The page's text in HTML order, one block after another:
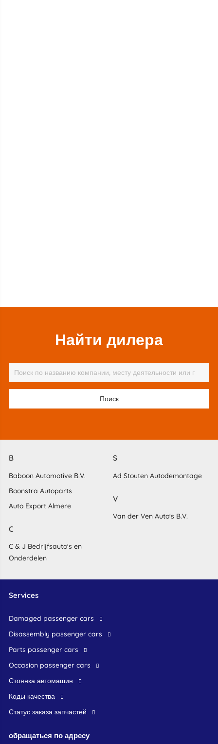
Найти дилера
B
Baboon Automotive B.V.
Boonstra Autoparts
Auto Export Almere
C
C & J Bedrijfsauto's en
Onderdelen
S
Ad Stouten Autodemontage
V
Van der Ven Auto's B.V.
Services
damaged passenger cars
disassembly passenger cars
parts passenger cars
occasion passenger cars
стоянка автомашин
Коды качества
Статус заказа запчастей
обращаться по адресу